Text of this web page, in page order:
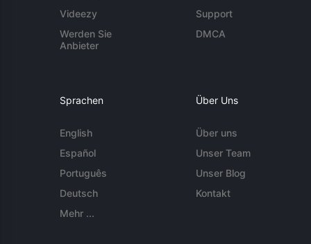
Videezy
Werden Sie
Anbieter
Support
DMCA
Sprachen
English
Español
Português
Deutsch
Mehr ...
Über Uns
Über uns
Unser Team
Unser Blog
Kontakt